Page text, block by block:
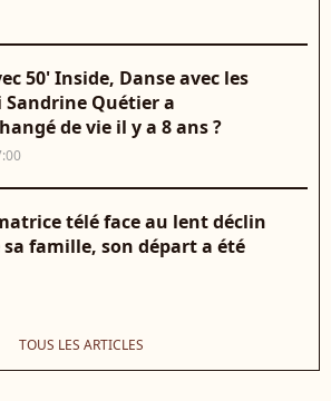
50' Inside, Danse avec les
Quétier a
de vie il y a 8 ans ?
télé face au lent déclin
famille, son départ a été
TOUS LES ARTICLES